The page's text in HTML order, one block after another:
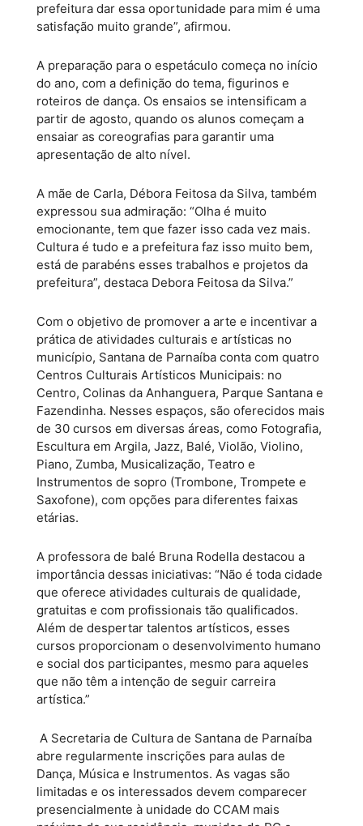
prefeitura dar essa oportunidade para mim é uma
satisfação muito grande”, afirmou.
A preparação para o espetáculo começa no início
do ano, com a definição do tema, figurinos e
roteiros de dança. Os ensaios se intensificam a
partir de agosto, quando os alunos começam a
ensaiar as coreografias para garantir uma
apresentação de alto nível.
A mãe de Carla, Débora Feitosa da Silva, também
expressou sua admiração: “Olha é muito
emocionante, tem que fazer isso cada vez mais.
Cultura é tudo e a prefeitura faz isso muito bem,
está de parabéns esses trabalhos e projetos da
prefeitura”, destaca Debora Feitosa da Silva.”
Com o objetivo de promover a arte e incentivar a
prática de atividades culturais e artísticas no
município, Santana de Parnaíba conta com quatro
Centros Culturais Artísticos Municipais: no
Centro, Colinas da Anhanguera, Parque Santana e
Fazendinha. Nesses espaços, são oferecidos mais
de 30 cursos em diversas áreas, como Fotografia,
Escultura em Argila, Jazz, Balé, Violão, Violino,
Piano, Zumba, Musicalização, Teatro e
Instrumentos de sopro (Trombone, Trompete e
Saxofone), com opções para diferentes faixas
etárias.
A professora de balé Bruna Rodella destacou a
importância dessas iniciativas: “Não é toda cidade
que oferece atividades culturais de qualidade,
gratuitas e com profissionais tão qualificados.
Além de despertar talentos artísticos, esses
cursos proporcionam o desenvolvimento humano
e social dos participantes, mesmo para aqueles
que não têm a intenção de seguir carreira
artística.”
A Secretaria de Cultura de Santana de Parnaíba
abre regularmente inscrições para aulas de
Dança, Música e Instrumentos. As vagas são
limitadas e os interessados devem comparecer
presencialmente à unidade do CCAM mais